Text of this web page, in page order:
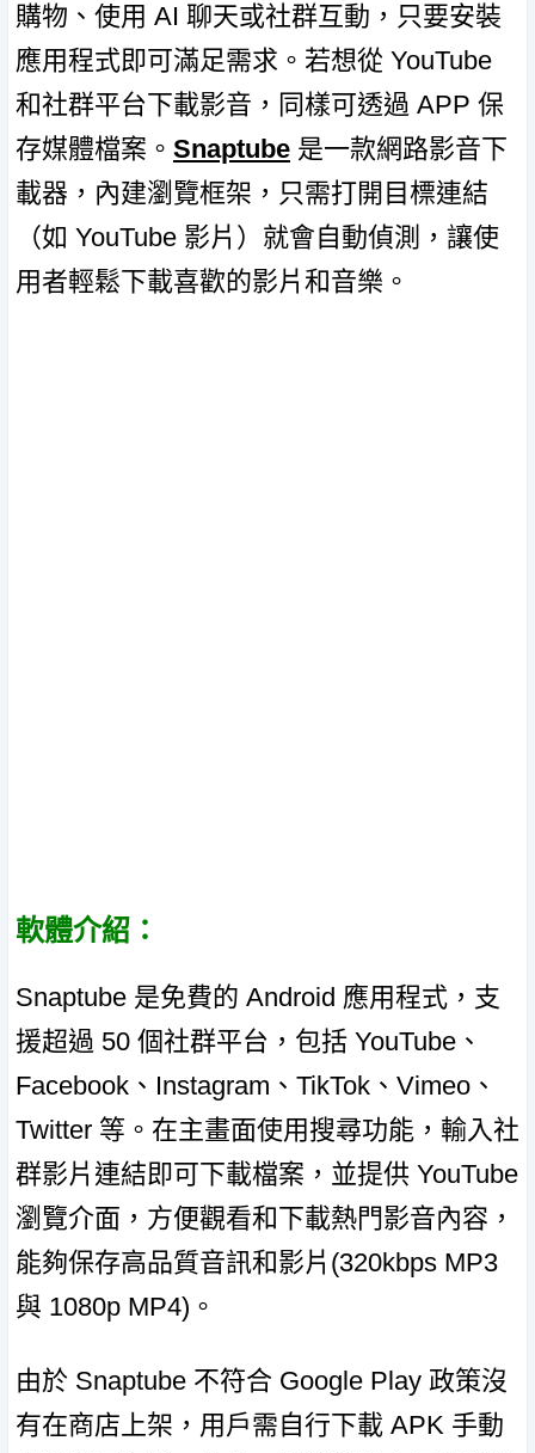
購物、使用 AI 聊天或社群互動，只要安裝
應用程式即可滿足需求。若想從 YouTube
和社群平台下載影音，同樣可透過 APP 保
存媒體檔案。 Snaptube 是一款網路影音下
載器，內建瀏覽框架，只需打開目標連結
（如 YouTube 影片）就會自動偵測，讓使
用者輕鬆下載喜歡的影片和音樂。
軟體介紹：
Snaptube 是免費的 Android 應用程式，支
援超過 50 個社群平台，包括 YouTube、
Facebook、Instagram、TikTok、Vimeo、
Twitter 等。在主畫面使用搜尋功能，輸入社
群影片連結即可下載檔案，並提供 YouTube
瀏覽介面，方便觀看和下載熱門影音內容，
能夠保存高品質音訊和影片(320kbps MP3
與 1080p MP4)。
由於 Snaptube 不符合 Google Play 政策沒
有在商店上架，用戶需自行下載 APK 手動